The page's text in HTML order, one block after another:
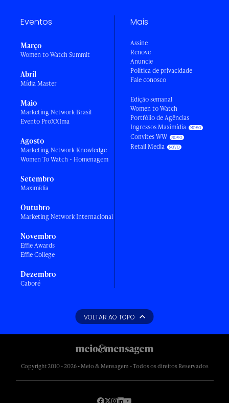
Eventos
Março
Women to Watch Summit
Abril
Mídia Master
Maio
Marketing Network Brasil
Evento ProXXIma
Agosto
Marketing Network Knowledge
Women To Watch - Homenagem
Setembro
Maximídia
Outubro
Marketing Network Internacional
Novembro
Effie Awards
Effie College
Dezembro
Caboré
Mais
Assine
Renove
Anuncie
Política de privacidade
Fale conosco
Edição semanal
Women to Watch
Portfólio de Agências
Ingressos Maximídia
Convites WW
Retail Media
VOLTAR AO TOPO
Copyright 2010 - 2026 • Meio & Mensagem - Todos os direitos Reservados